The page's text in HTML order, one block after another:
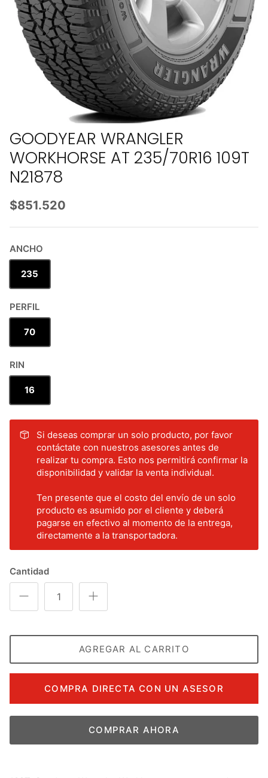
GOODYEAR WRANGLER
WORKHORSE AT 235/70R16 109T
N21878
$851.520
ANCHO
235
PERFIL
70
RIN
16
Si deseas comprar un solo producto, por favor
contáctate con nuestros asesores antes de
realizar tu compra. Esto nos permitirá confirmar la
disponibilidad y validar la venta individual.
Ten presente que el costo del envío de un solo
producto es asumido por el cliente y deberá
pagarse en efectivo al momento de la entrega,
directamente a la transportadora.
Cantidad
AGREGAR AL CARRITO
COMPRA DIRECTA CON UN ASESOR
COMPRAR AHORA